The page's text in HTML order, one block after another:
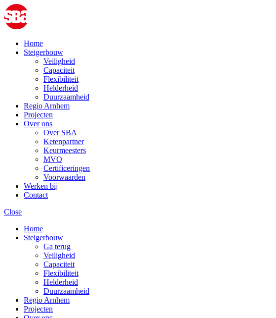
Home
Steigerbouw
Veiligheid
Capaciteit
Flexibiliteit
Helderheid
Duurzaamheid
Regio Arnhem
Projecten
Over ons
Over SBA
Ketenpartner
Keurmeesters
MVO
Certificeringen
Voorwaarden
Werken bij
Contact
Close
Home
Steigerbouw
Ga terug
Veiligheid
Capaciteit
Flexibiliteit
Helderheid
Duurzaamheid
Regio Arnhem
Projecten